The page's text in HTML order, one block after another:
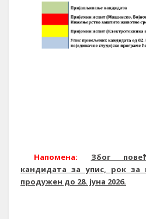
Напомена:
Због
кандидата за упис, рок за
продужен до 28. јуна 2026.